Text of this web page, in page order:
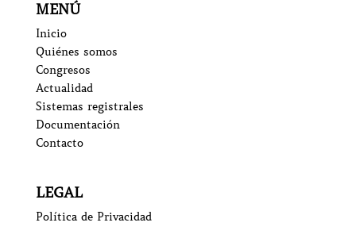
MENÚ
Inicio
Quiénes somos
Congresos
Actualidad
Sistemas registrales
Documentación
Contacto
LEGAL
Política de Privacidad